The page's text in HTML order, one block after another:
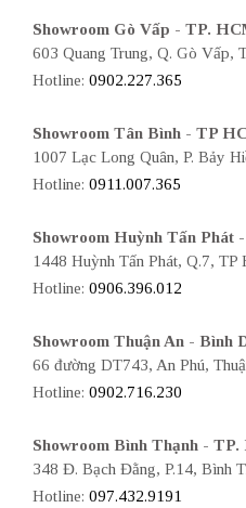
Showroom Gò Vấp - TP.
603 Quang Trung, Q. Gò Vấp,
Hotline: 0902.227.365
Showroom Tân Bình - TP
1007 Lạc Long Quân, P. Bảy
Hotline: 0911.007.365
Showroom Huỳnh Tấn Phát
1448 Huỳnh Tấn Phát, Q.7, TP
Hotline: 0906.396.012
Showroom Thuận An - Bình
66 đường DT743, An Phú,
Hotline: 0902.716.230
Showroom Bình Thạnh -
348 Đ. Bạch Đằng, P.14, Bình
Hotline: 097.432.9191